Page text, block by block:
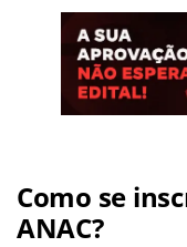
Como se
ANAC?